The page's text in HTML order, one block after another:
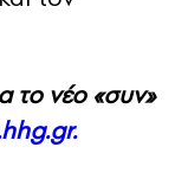
το νέο «συν»